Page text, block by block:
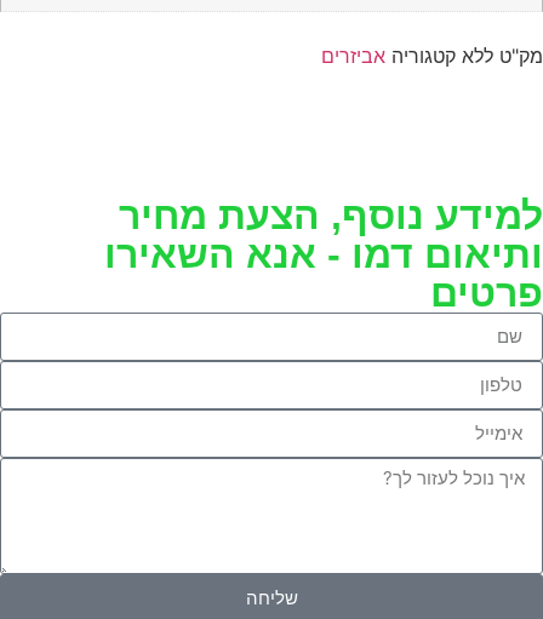
מק"ט ללא קטגוריה אביזרים
למידע נוסף, הצעת מחיר
ותיאום דמו - אנא השאירו
פרטים
שליחה